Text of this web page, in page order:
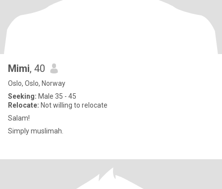
Mimi, 40
Oslo, Oslo, Norway
Seeking: Male 35 - 45
Relocate: Not willing to relocate
Salam!
Simply muslimah.